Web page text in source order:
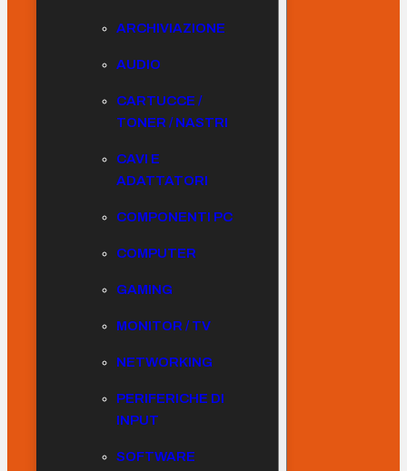
ARCHIVIAZIONE
AUDIO
CARTUCCE /
TONER / NASTRI
CAVI E
ADATTATORI
COMPONENTI PC
COMPUTER
GAMING
MONITOR / TV
NETWORKING
PERIFERICHE DI
INPUT
SOFTWARE